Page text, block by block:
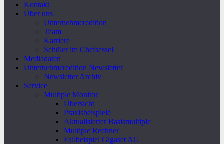
Kontakt
Über uns
Unternehmeredition
Team
Karriere
Schüler im Chefsessel
Mediadaten
Unternehmeredition Newsletter
Newsletter Archiv
Service
Multiple Monitor
Übersicht
Praxisbeispiele
Aktualisierter Basismultiple
Multiple Rechner
Fallbeispiel Gigaset AG